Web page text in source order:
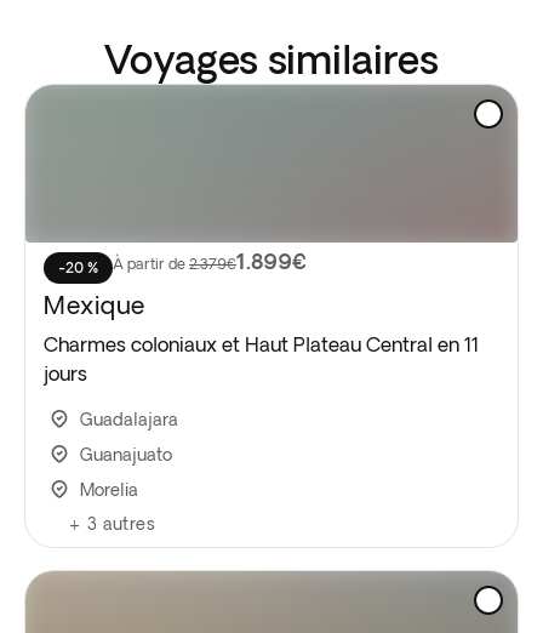
Voyages similaires
-20 % À partir de 2.379€1.899€
Mexique
Charmes coloniaux et Haut Plateau Central en 11
jours
Guadalajara
Guanajuato
Morelia
+ 3 autres